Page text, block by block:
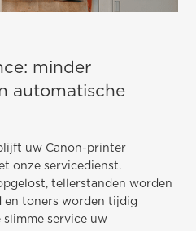
minder
automatische
uw Canon-printer
onze servicedienst.
tellerstanden worden
en toners worden tijdig
slimme service uw